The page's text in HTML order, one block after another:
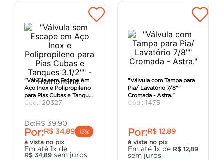
"Válvula sem Escape em
Aço Inox e Polipropileno
para Pias Cubas e Tanques
3.1/2"" - Tramontina."
: 20327
De:R$ 39,90
Por:R$ 34,89
13%
à vista no pix
Em até 1x de
R$ 34,89 sem juros
"Válvula com Tampa para
Pia/ Lavatório 7/8""
Cromada - Astra."
: 1475
Por:R$ 12,89
à vista no pix
Em até 1x de R$ 12,89
sem juros